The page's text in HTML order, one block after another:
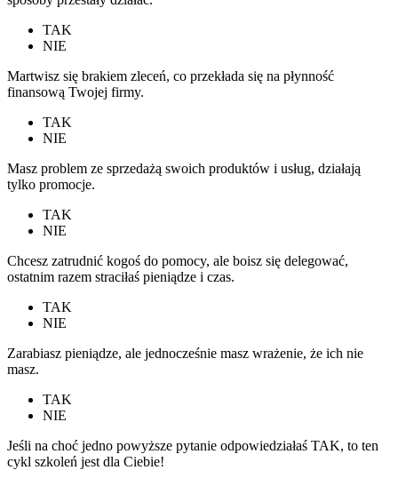
TAK
NIE
Martwisz się brakiem zleceń, co przekłada się na płynność
finansową Twojej firmy.
TAK
NIE
Masz problem ze sprzedażą swoich produktów i usług, działają
tylko promocje.
TAK
NIE
Chcesz zatrudnić kogoś do pomocy, ale boisz się delegować,
ostatnim razem straciłaś pieniądze i czas.
TAK
NIE
Zarabiasz pieniądze, ale jednocześnie masz wrażenie, że ich nie
masz.
TAK
NIE
Jeśli na choć jedno powyższe pytanie odpowiedziałaś TAK, to ten
cykl szkoleń jest dla Ciebie!